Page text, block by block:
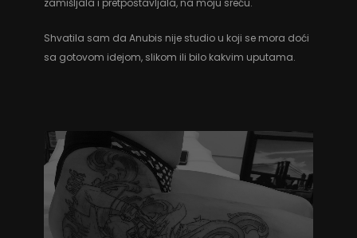
zamišljala i pretpostavljala, na moju sreću.
Shvatila sam da Anubis nije studio u koji se mora doći
sa gotovom idejom, slikom ili bilo kakvim uputama.